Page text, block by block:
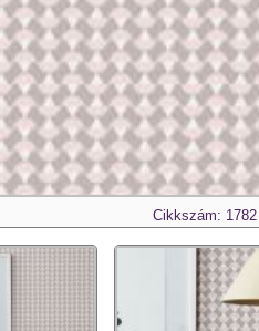
Cikkszám: 1782